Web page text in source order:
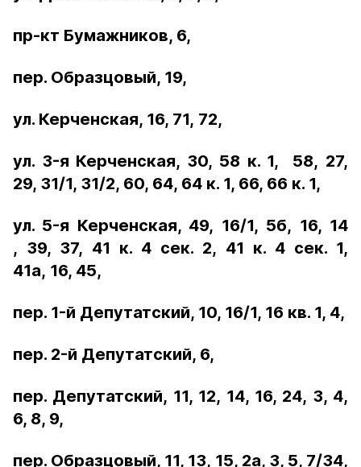
пр-кт Бумажников, 6,
пер. Образцовый, 19,
ул. Керченская, 16, 71, 72,
ул. 3-я Керченская, 30, 58 к. 1, 58, 27,
29, 31/1, 31/2, 60, 64, 64 к. 1, 66, 66 к. 1,
ул. 5-я Керченская, 49, 16/1, 5б, 16, 14
, 39, 37, 41 к. 4 сек. 2, 41 к. 4 сек. 1,
41а, 16, 45,
пер. 1-й Депутатский, 10, 16/1, 16 кв. 1, 4,
пер. 2-й Депутатский, 6,
пер. Депутатский, 11, 12, 14, 16, 24, 3, 4,
6, 8, 9,
пер. Образцовый, 11, 13, 15, 2а, 3, 5, 7/34,